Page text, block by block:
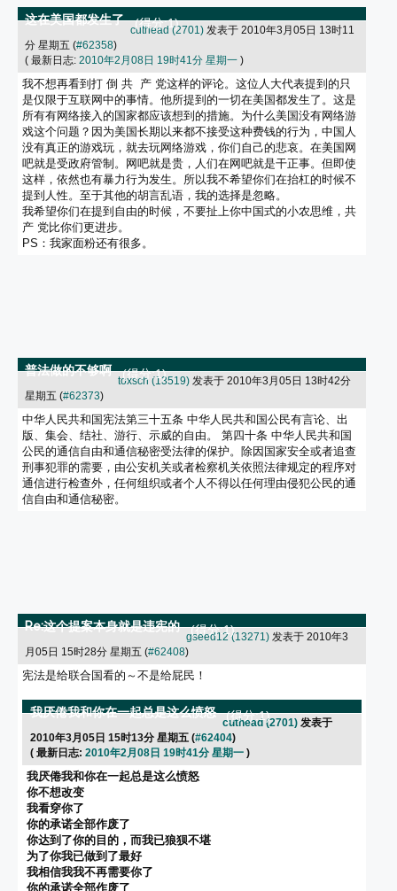
这在美国都发生了 (得分:1)
cuthead (2701) 发表于 2010年3月05日 13时11
分 星期五 (#62358)
( 最新日志:2010年2月08日 19时41分 星期一 )
我不想再看到打 倒 共 产 党这样的评论。这位人大代表提到的只
是仅限于互联网中的事情。他所提到的一切在美国都发生了。这是
所有有网络接入的国家都应该想到的措施。为什么美国没有网络游
戏这个问题？因为美国长期以来都不接受这种费钱的行为，中国人
没有真正的游戏玩，就去玩网络游戏，你们自己的悲哀。在美国网
吧就是受政府管制。网吧就是贵，人们在网吧就是干正事。但即使
这样，依然也有暴力行为发生。所以我不希望你们在抬杠的时候不
提到人性。至于其他的胡言乱语，我的选择是忽略。
我希望你们在提到自由的时候，不要扯上你中国式的小农思维，共
产 党比你们更进步。
PS：我家面粉还有很多。
普法做的不够啊 (得分:1)
toxsch (13519) 发表于 2010年3月05日 13时42分
星期五 (#62373)
中华人民共和国宪法第三十五条 中华人民共和国公民有言论、出
版、集会、结社、游行、示威的自由。 第四十条 中华人民共和国
公民的通信自由和通信秘密受法律的保护。除因国家安全或者追查
刑事犯罪的需要，由公安机关或者检察机关依照法律规定的程序对
通信进行检查外，任何组织或者个人不得以任何理由侵犯公民的通
信自由和通信秘密。
Re:这个提案本身就是违宪的 (得分:1)
gseed12 (13271) 发表于 2010年3
月05日 15时28分 星期五 (#62408)
宪法是给联合国看的～不是给屁民！
我厌倦我和你在一起总是这么愤怒 (得分:1)
cuthead (2701) 发表于
2010年3月05日 15时13分 星期五 (#62404)
( 最新日志: 2010年2月08日 19时41分 星期一)
我厌倦我和你在一起总是这么愤怒
你不想改变
我看穿你了
你的承诺全部作废了
你达到了你的目的，而我已狼狈不堪
为了你我已做到了最好
我相信我我不再需要你了
你的承诺全部作废了